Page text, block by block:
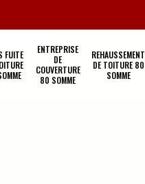
FUITE
ENTREPRISE
DE
COUVERTURE
80 SOMME
REHAUSSEMENT
DE TOITURE 80
SOMME